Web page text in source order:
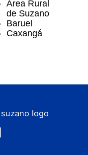
Área Rural
de Suzano
Baruel
Caxangá